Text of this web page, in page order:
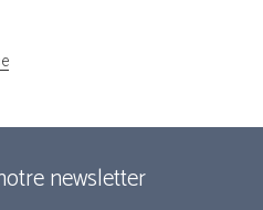
newsletter